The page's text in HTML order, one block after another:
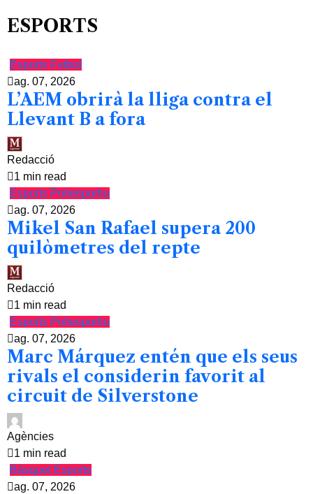
ESPORTS
Esports Futbol
ag. 07, 2026
L’AEM obrirà la lliga contra el
Llevant B a fora
Redacció
1 min read
Esports Poliesportiu
ag. 07, 2026
Mikel San Rafael supera 200
quilòmetres del repte
Redacció
1 min read
Esports Poliesportiu
ag. 07, 2026
Marc Márquez entén que els seus
rivals el considerin favorit al
circuit de Silverstone
Agències
1 min read
Bàsquet Esports
ag. 07, 2026